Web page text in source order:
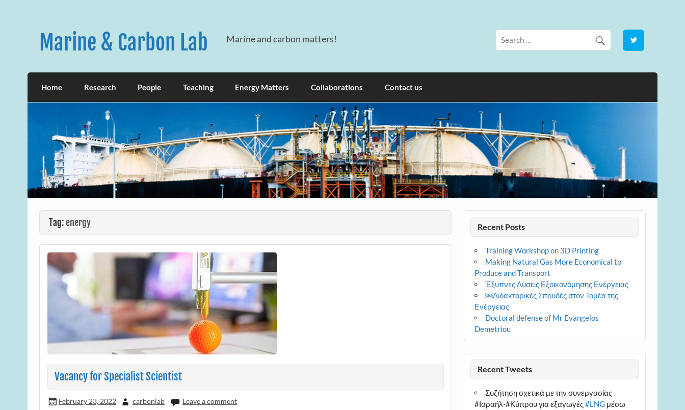
Marine & Carbon Lab Marine and carbon matters!
Home Research People Teaching Energy Matters Collaborations Contact us
Tag:energy
Vacancy for Specialist Scientist
February 23, 2022 carbonlab Leave a comment
Recent Posts
Training Workshop on 3D Printing
Making Natural Gas More Economical to
Produce and Transport
Έξυπνες Λύσεις Εξοικονόμησης Ενέργειας
￼Διδακτορικές Σπουδές στον Τομέα της
Ενέργειας
Doctoral defense of Mr Evangelos
Demetriou
Recent Tweets
Συζήτηση σχετικά με την συνεργασίας
#Ισραήλ-#Κύπρου για εξαγωγές#LNG μέσω